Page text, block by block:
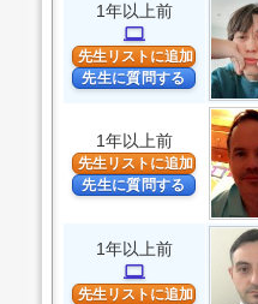
1年以上前
computer
先生リストに追加
先生に質問する
1年以上前
先生リストに追加
先生に質問する
1年以上前
computer
先生リストに追加